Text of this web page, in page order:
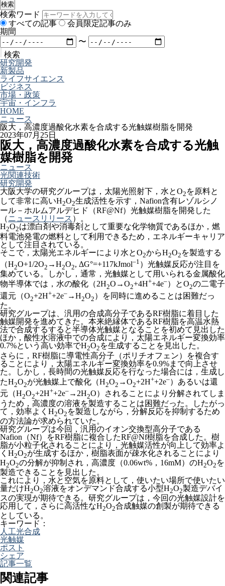
検索
検索ワード
すべての記事
会員限定記事のみ
期間
〜
検索
研究開発
新製品
ライフサイエンス
ビジネス
市場・政策
宇宙・インフラ
HOME
ニュース
阪大，高濃度過酸化水素を合成する光触媒樹脂を開発
2023年07月25日
阪大，高濃度過酸化水素を合成する光触
媒樹脂を開発
ニュース
光関連技術
研究開発
大阪大学の研究グループは，太陽光照射下，水とO2 を原料と
して非常に高いH2O2生成活性を示す，Nafion含有レゾルシノ
ール－ホルムアルデヒド（RF@Nf）光触媒樹脂を開発した
（ニュースリリース ）。
H2O2は漂白剤や消毒剤として重要な化学物質であるほか，燃
料電池発電の燃料として利用できるため，エネルギーキャリア
として注目されている。
そこで，太陽光エネルギーにより水とO2からH2O2 を製造する
（H2O+1/2O2 →H2O2, ΔG°=+117kJmol–1 ）光触媒反応が注目を
集めている。しかし，通常，光触媒として用いられる金属酸化
物半導体では，水の酸化（2H2O→O2+4H++4e–）とO2の二電子
還元（O2+2H++2e– →H2O2 ）を同時に進めることは困難だっ
た。
研究グループは、汎用の合成高分子であるRF樹脂に着目した
触媒開発を進めてきた。本来絶縁体であるRF樹脂を高温水熱
法で合成するすると半導体光触媒となることを初めて見出した
ほか，酸性水溶液中での合成により，太陽エネルギー変換効率
0.7%という高い効率でH2O2 を生成することを見出した。
さらに，RF樹脂に導電性高分子（ポリチオフェン）を複合す
ることにより，太陽エネルギー変換効率を0.9%まで向上させ
た。しかし，長時間の光触媒反応を行なった場合には，生成し
たH2O2が光触媒上で酸化（H2O2 →O2+2H++2e–）あるいは還
元（H2O2+2H++2e– →2H2O）されることにより分解されてしま
うため，高濃度の溶液を製造することは困難だった。したがっ
て，効率よくH2O2 を製造しながら，分解反応を抑制するため
の方法論が求められていた。
研究グループは今回，汎用のイオン交換型高分子である
Nafion（Nf）をRF樹脂に複合したRF@Nf樹脂を合成した。樹
脂が小粒子化されることにより，光触媒活性が向上して効率よ
くH2O2が生成するほか，樹脂表面が疎水化されることにより
H2O2の分解が抑制され，高濃度（0.06wt%，16mM）のH2O2 を
製造できることを見出した。
これにより，水と空気を原料として，使いたい場所で使いたい
量だけH2O2溶液をオンデマンド合成する小型H2O2製造デバイ
スの実現が期待できる。研究グループは，今回の光触媒設計を
応用して，さらに高活性なH2O2合成触媒の創製が期待できる
としている。
キーワード：
人工光合成
光触媒
ポスト
シェア
記事一覧
関連記事